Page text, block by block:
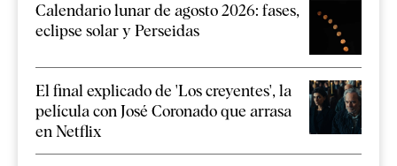
Calendario lunar de agosto 2026: fases,
eclipse solar y Perseidas
El final explicado de 'Los creyentes', la
película con José Coronado que arrasa
en Netflix